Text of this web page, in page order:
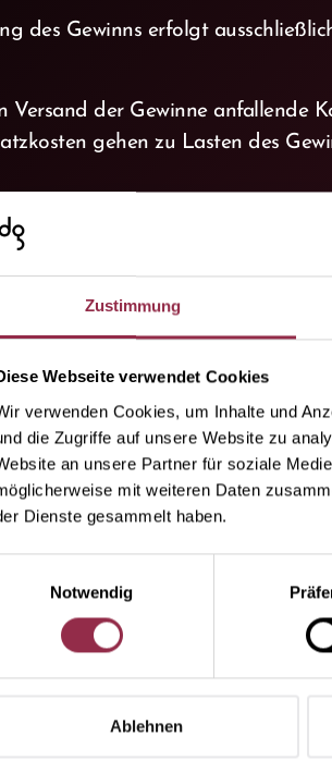
Zustimmung
Webseite verwendet Cookies
verwenden Cookies, um Inhalte und
die Zugriffe auf unsere Website zu
an unsere Partner für soziale
mit weiteren Daten
Dienste gesammelt haben.
Notwendig
Ablehnen
des Gewinns erfolgt
Versand der Gewinne anfallende
gehen zu Lasten des
nach zweifacher
übertragen werden.
Gewinnspiels
behält sich ausdrücklich vor, das
insbesondere für jegliche
Daten des Teilnehmers,
elektronisch erhoben,
am Gewinnspiel ist die Angabe
zur Person, insbesondere
darauf hin, dass sämtliche